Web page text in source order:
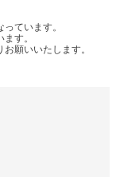
ています。
す。
願いいたします。